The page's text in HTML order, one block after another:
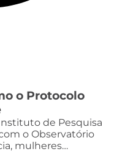
o Protocolo
de Pesquisa
o Observatório
mulheres…